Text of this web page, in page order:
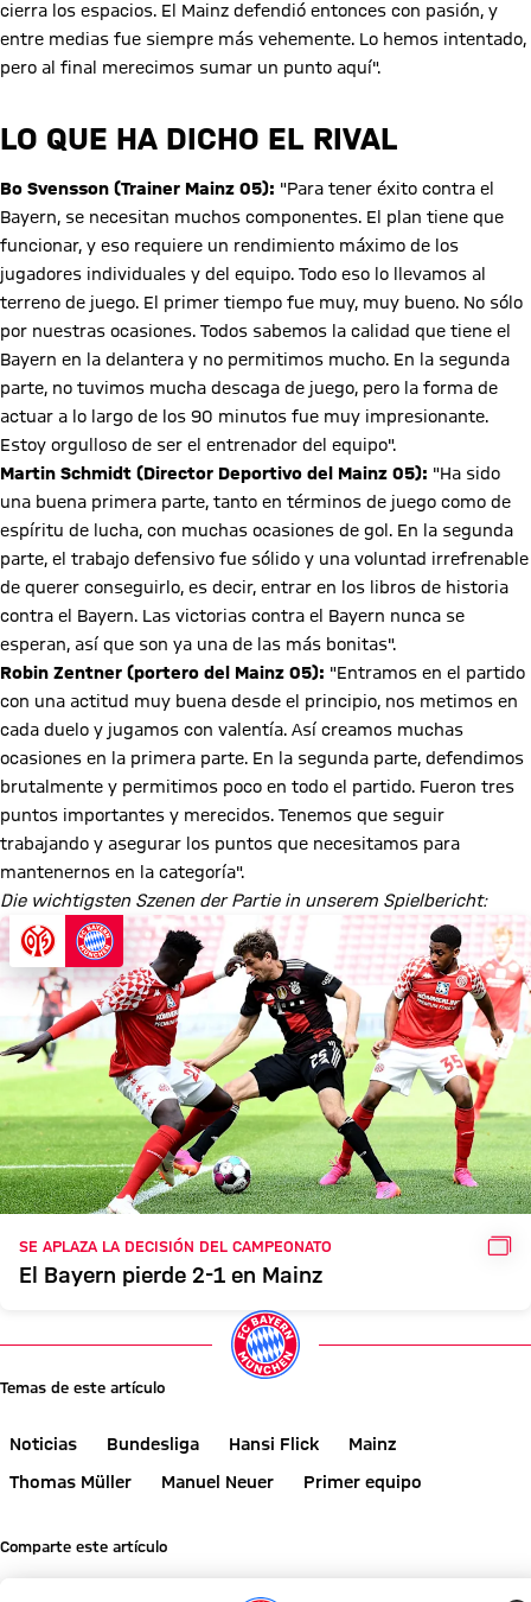
cierra los espacios. El Mainz defendió entonces con pasión, y
entre medias fue siempre más vehemente. Lo hemos intentado,
pero al final merecimos sumar un punto aquí".
LO QUE HA DICHO EL RIVAL
Bo Svensson (Trainer Mainz 05): "Para tener éxito contra el
Bayern, se necesitan muchos componentes. El plan tiene que
funcionar, y eso requiere un rendimiento máximo de los
jugadores individuales y del equipo. Todo eso lo llevamos al
terreno de juego. El primer tiempo fue muy, muy bueno. No sólo
por nuestras ocasiones. Todos sabemos la calidad que tiene el
Bayern en la delantera y no permitimos mucho. En la segunda
parte, no tuvimos mucha descaga de juego, pero la forma de
actuar a lo largo de los 90 minutos fue muy impresionante.
Estoy orgulloso de ser el entrenador del equipo".
Martin Schmidt (Director Deportivo del Mainz 05): "Ha sido
una buena primera parte, tanto en términos de juego como de
espíritu de lucha, con muchas ocasiones de gol. En la segunda
parte, el trabajo defensivo fue sólido y una voluntad irrefrenable
de querer conseguirlo, es decir, entrar en los libros de historia
contra el Bayern. Las victorias contra el Bayern nunca se
esperan, así que son ya una de las más bonitas".
Robin Zentner (portero del Mainz 05): "Entramos en el partido
con una actitud muy buena desde el principio, nos metimos en
cada duelo y jugamos con valentía. Así creamos muchas
ocasiones en la primera parte. En la segunda parte, defendimos
brutalmente y permitimos poco en todo el partido. Fueron tres
puntos importantes y merecidos. Tenemos que seguir
trabajando y asegurar los puntos que necesitamos para
mantenernos en la categoría".
Die wichtigsten Szenen der Partie in unserem Spielbericht:
SE APLAZA LA DECISIÓN DEL CAMPEONATO
El Bayern pierde 2-1 en Mainz
Temas de este artículo
Noticias Bundesliga Hansi Flick
Mainz
Thomas Müller
Manuel Neuer Primer equipo
Comparte este artículo